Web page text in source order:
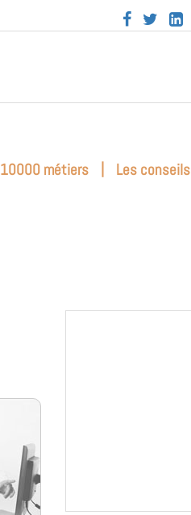
  
10000 métiers | Les conseils